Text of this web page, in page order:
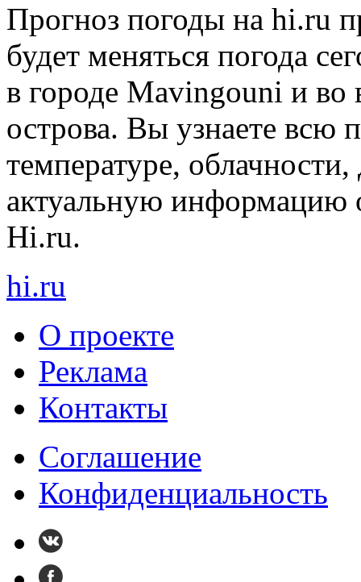
Прогноз погоды на hi.ru
будет меняться погода
в городе Mavingouni и во
острова. Вы узнаете
температуре,
актуальную информацию
Hi.ru.
hi.ru
О проекте
Реклама
Контакты
Cоглашение
Конфиденциальность